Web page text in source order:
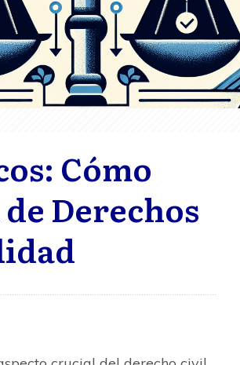
Cómo
Derechos